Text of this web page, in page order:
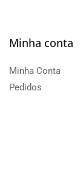
Minha conta
Minha Conta
Pedidos